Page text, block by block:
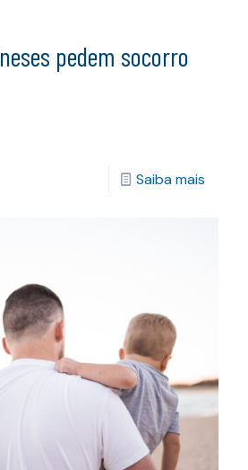
pedem socorro
Saiba mais